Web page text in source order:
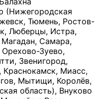
(Нижегородская
Тюмень, Ростов-
Люберцы, Истра,
Самара,
Зуево,
Звенигород,
Миасс,
Мытищи, Королёв,
область), Внуково